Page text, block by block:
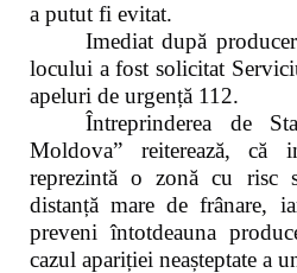
a putut fi evitat.
Imediat după
locului a fost solicitat
apeluri de urgență 112.
Întreprinderea de
Moldova” reiterează, că
reprezintă o zonă cu risc
distanță mare de frânare,
preveni întotdeauna
cazul apariției neașteptate a